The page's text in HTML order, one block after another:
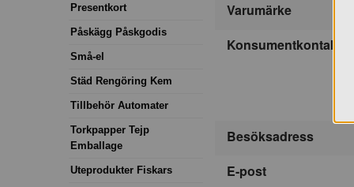
Presentkort
Påskägg Påskgodis
Små-el
Städ Rengöring Kem
Tillbehör Automater
Torkpapper Tejp
Emballage
Uteprodukter Fiskars
Varumärke
Konsumentkontakt
Besöksadress
E-post